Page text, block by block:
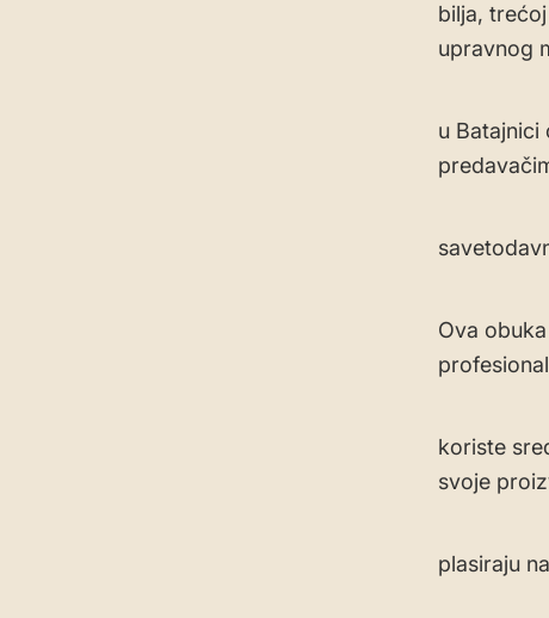
bilja,
upravnog
u Batajnici
Ova
koriste
svoje
plasiraju